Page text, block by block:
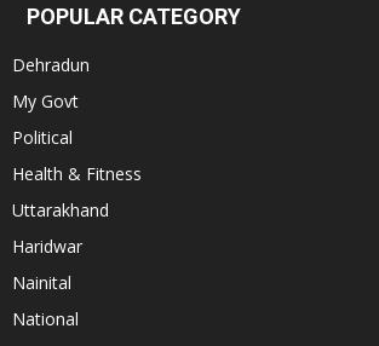
POPULAR CATEGORY
Dehradun
My Govt
Political
Health & Fitness
Uttarakhand
Haridwar
Nainital
National